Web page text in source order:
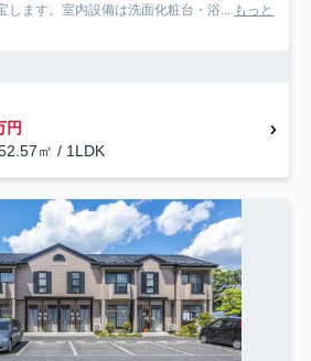
します。室内設備は洗面化粧台・浴... もっと
円
㎡ / 1LDK